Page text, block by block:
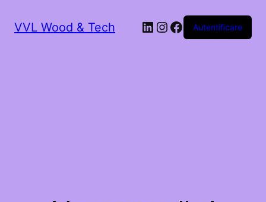
VVL Wood & Tech LinkedIn
Instagram
Facebook
Autentificare